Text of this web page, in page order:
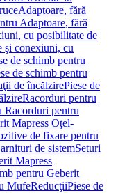
Adaptoare, fără
Adaptoare, fără
cu posibilitate de
şi conexiuni, cu
de schimb pentru
de schimb pentru
de încălzirePiese de
Racorduri pentru
Racorduri pentru
Mapress Oţel-
de fixare pentru
de sistemSeturi
Mapress
pentru Geberit
MufeReducţiiPiese de